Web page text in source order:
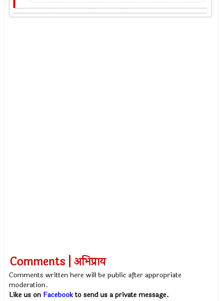
Comments | अभिप्राय
Comments written here will be public after appropriate
moderation.
Like us on Facebookto send us a private message.